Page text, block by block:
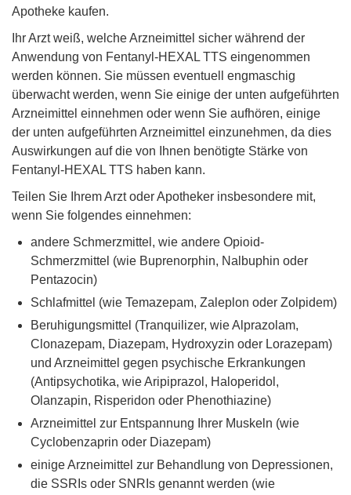
Apotheke kaufen.
Ihr Arzt weiß, welche Arzneimittel sicher während der
Anwendung von Fentanyl-HEXAL TTS eingenommen
werden können. Sie müssen eventuell engmaschig
überwacht werden, wenn Sie einige der unten aufgeführten
Arzneimittel einnehmen oder wenn Sie aufhören, einige
der unten aufgeführten Arzneimittel einzunehmen, da dies
Auswirkungen auf die von Ihnen benötigte Stärke von
Fentanyl-HEXAL TTS haben kann.
Teilen Sie Ihrem Arzt oder Apotheker insbesondere mit,
wenn Sie folgendes einnehmen:
andere Schmerzmittel, wie andere Opioid-
Schmerzmittel (wie Buprenorphin, Nalbuphin oder
Pentazocin)
Schlafmittel (wie Temazepam, Zaleplon oder Zolpidem)
Beruhigungsmittel (Tranquilizer, wie Alprazolam,
Clonazepam, Diazepam, Hydroxyzin oder Lorazepam)
und Arzneimittel gegen psychische Erkrankungen
(Antipsychotika, wie Aripiprazol, Haloperidol,
Olanzapin, Risperidon oder Phenothiazine)
Arzneimittel zur Entspannung Ihrer Muskeln (wie
Cyclobenzaprin oder Diazepam)
einige Arzneimittel zur Behandlung von Depressionen,
die SSRIs oder SNRIs genannt werden (wie